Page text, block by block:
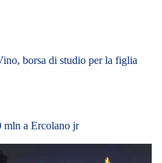
borsa di studio per la figlia
mln a Ercolano jr